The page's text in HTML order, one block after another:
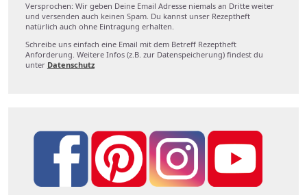
Versprochen: Wir geben Deine Email Adresse niemals an Dritte weiter
und versenden auch keinen Spam. Du kannst unser Rezeptheft
natürlich auch ohne Eintragung erhalten.
Schreibe uns einfach eine Email mit dem Betreff Rezeptheft
Anforderung. Weitere Infos (z.B. zur Datenspeicherung) findest du
unter Datenschutz